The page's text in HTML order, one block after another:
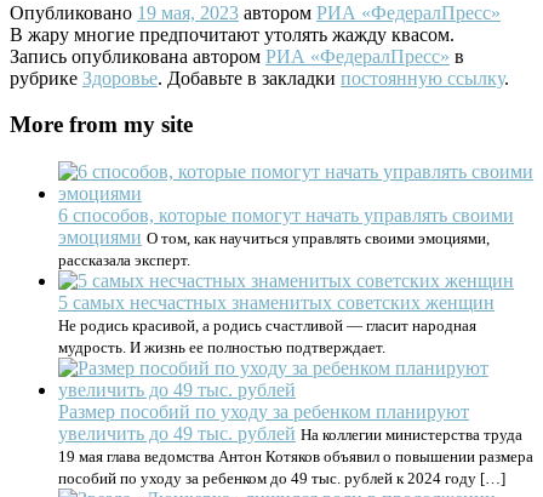
Опубликовано 19 мая, 2023 автором РИА «ФедералПресс»
В жару многие предпочитают утолять жажду квасом.
Запись опубликована автором РИА «ФедералПресс» в
рубрике Здоровье. Добавьте в закладки постоянную ссылку.
More from my site
6 способов, которые помогут начать управлять своими
эмоциями О том, как научиться управлять своими эмоциями,
рассказала эксперт.
5 самых несчастных знаменитых советских женщин
Не родись красивой, а родись счастливой — гласит народная
мудрость. И жизнь ее полностью подтверждает.
Размер пособий по уходу за ребенком планируют
увеличить до 49 тыс. рублей На коллегии министерства труда
19 мая глава ведомства Антон Котяков объявил о повышении размера
пособий по уходу за ребенком до 49 тыс. рублей к 2024 году […]